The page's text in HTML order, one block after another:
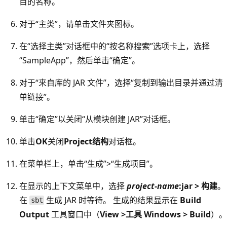
对于“主类”，请单击文件夹图标。
在“选择主类”对话框中的“按名称搜索”选项卡上，选择
“SampleApp”，然后单击“确定”。
对于“来自库的 JAR 文件”，选择“复制到输出目录并通过清
单链接”。
单击“确定”以关闭“从模块创建 JAR”对话框。
单击OK关闭Project结构对话框。
在菜单栏上，单击“生成”>“生成项目”。
在显示的上下文菜单中，选择project-name:jar > 构建。
在 sbt 生成 JAR 时等待。 生成的结果显示在 Build
Output工具窗口中（View >工具 Windows > Build）。